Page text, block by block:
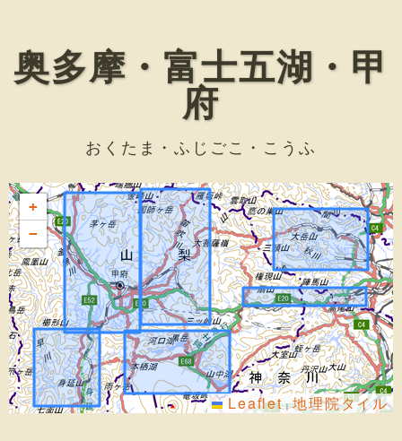
奥多摩・富士五湖・甲
府
おくたま・ふじごこ・こうふ
+
−
Leaflet | 地理院タイル